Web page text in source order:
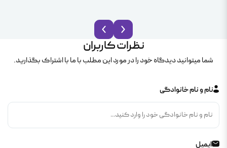
نظرات کاربران
شما میتوانید دیدگاه خود را در مورد این مطلب با ما با اشتراک بگذارید.
نام و نام خانوادگی
ایمیل